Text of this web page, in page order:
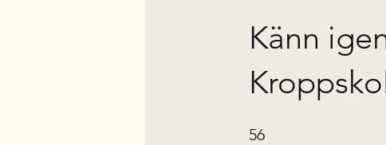
Känn
56
56 steg